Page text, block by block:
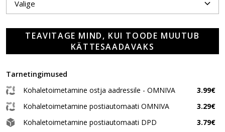
TEAVITAGE MIND, KUI TOODE MUUTUB
KÄTTESAADAVAKS
Tarnetingimused
Kohaletoimetamine ostja aadressile - OMNIVA
3.99€
Kohaletoimetamine postiautomaati OMNIVA
3.29€
Kohaletoimetamine postiautomaati DPD
3.79€